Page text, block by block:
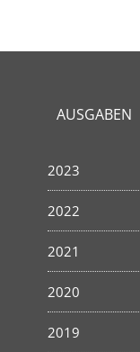
AUSGABEN
2023
2022
2021
2020
2019